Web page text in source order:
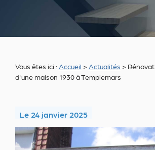
Vous êtes ici : Accueil > Actualités >
d'une maison 1930 à Templemars
Le 24 janvier 2025